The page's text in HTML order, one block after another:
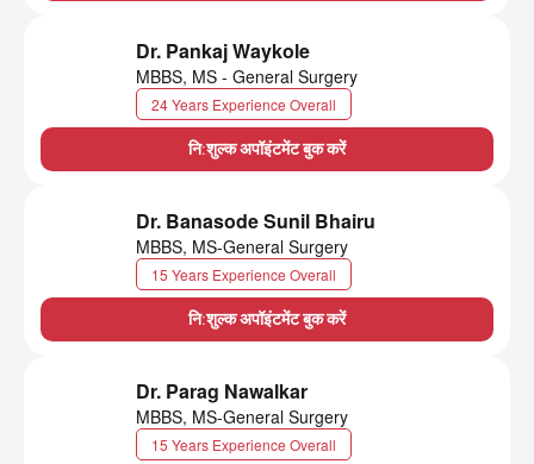
Dr. Pankaj Waykole
MBBS, MS - General Surgery
24 Years Experience Overall
नि:शुल्क अपॉइंटमेंट बुक करें
Dr. Banasode Sunil Bhairu
MBBS, MS-General Surgery
15 Years Experience Overall
नि:शुल्क अपॉइंटमेंट बुक करें
Dr. Parag Nawalkar
MBBS, MS-General Surgery
15 Years Experience Overall